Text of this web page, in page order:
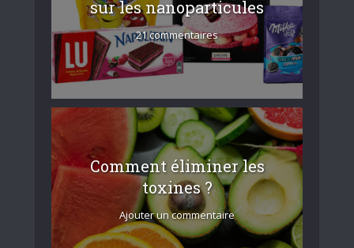
sur les nanoparticules
21 commentaires
Comment éliminer les
toxines ?
Ajouter un commentaire